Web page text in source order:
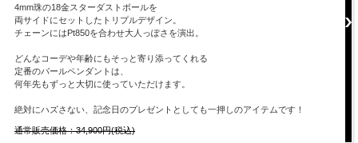
4mm珠の18金スターダストボールを
両サイドにセットしたトリプルデザイン。
チェーンにはPt850を合わせ大人っぽさを演出。
どんなコーデや年齢にもそっと寄り添ってくれる
定番のパールペンダントは、
何年先もずっと大切に使っていただけます。
絶対にハズさない、記念日のプレゼントとしても一押しのアイテムです！
通常販売価格：34,900円(税込)